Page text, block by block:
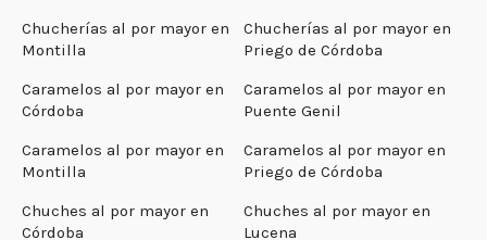
Chucherías al por mayor en
Montilla
Chucherías al por mayor en
Priego de Córdoba
Caramelos al por mayor en
Córdoba
Caramelos al por mayor en
Puente Genil
Caramelos al por mayor en
Montilla
Caramelos al por mayor en
Priego de Córdoba
Chuches al por mayor en
Córdoba
Chuches al por mayor en
Lucena